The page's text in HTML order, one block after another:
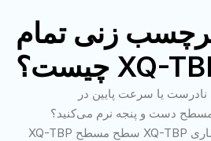
زنی تمام
نادرست یا سرعت پایین در
دست و پنجه نرم می‌کنید؟
دستگاه برچسب زنی انحصاری XQ-TBP سطح مسطح XQ-TBP